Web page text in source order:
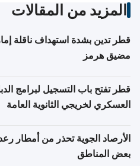
المزيد من المقالات
قطر تدين بشدة استهداف ناقلة
مضيق هرمز
قطر تفتح باب التسجيل لبرامج
العسكري لخريجي الثانوية العامة
الأرصاد الجوية تحذر من أمطار
بعض المناطق